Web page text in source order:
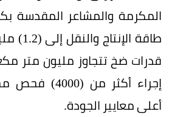
المكرمة والمشاعر المقدسة
طاقة
قدرات ضخ تتجاوز مليون متر
إجراء أكثر من
أعلى معايير الجودة.